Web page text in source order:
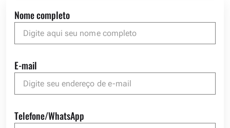
Nome completo
E-mail
Telefone/WhatsApp